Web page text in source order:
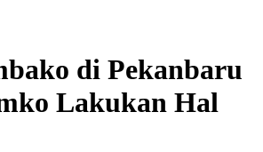
di Pekanbaru
Lakukan Hal